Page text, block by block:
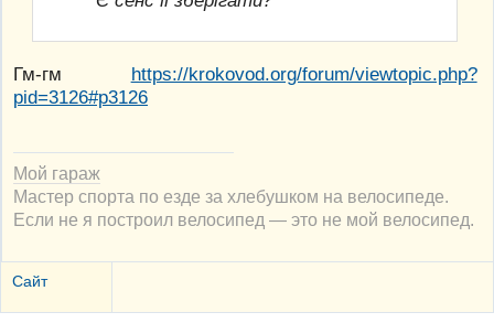
Гм-гм https://krokovod.org/forum/viewtopic.php?
pid=3126#p3126
Мой гараж
Мастер спорта по езде за хлебушком на велосипеде.
Если не я построил велосипед — это не мой велосипед.
Сайт